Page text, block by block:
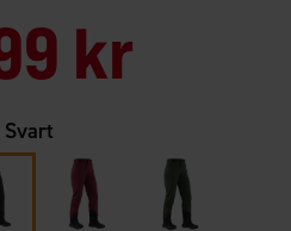
kr
Svart